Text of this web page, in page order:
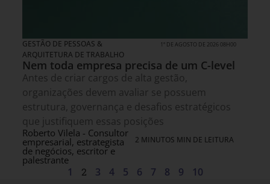
GESTÃO DE PESSOAS &
ARQUITETURA DE TRABALHO
1º DE AGOSTO DE 2026 08H00
Nem toda empresa precisa de um C-level
Antes de criar cargos de alta gestão,
organizações devem avaliar se possuem
estrutura, governança e desafios estratégicos
que justifiquem essas posições
Roberto Vilela - Consultor
empresarial, estrategista
de negócios, escritor e
palestrante
2 MINUTOS MIN DE LEITURA
1 2 3 4 5 6 7 8 9 10